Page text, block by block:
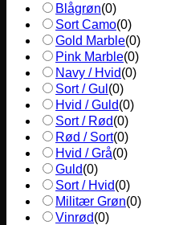
Blågrøn(0)
Sort Camo(0)
Gold Marble(0)
Pink Marble(0)
Navy / Hvid(0)
Sort / Gul (0)
Hvid / Guld(0)
Sort / Rød(0)
Rød / Sort(0)
Hvid / Grå(0)
Guld(0)
Sort / Hvid(0)
Militær Grøn(0)
Vinrød(0)